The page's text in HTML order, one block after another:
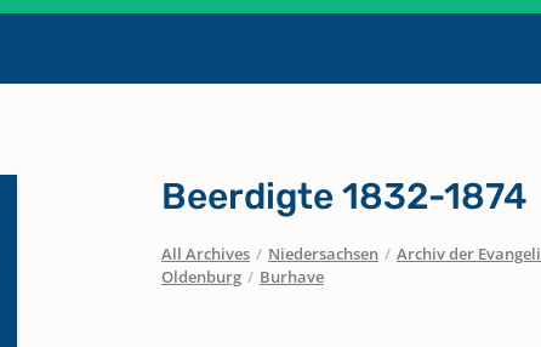
Beerdigte 1832-1874
All Archives / Niedersachsen / Archiv der
Oldenburg / Burhave